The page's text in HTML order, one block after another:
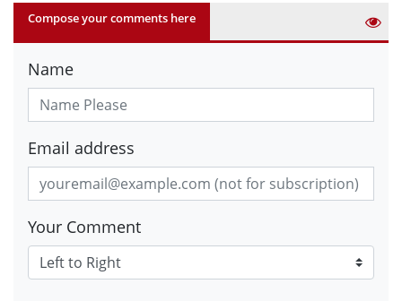
Compose your comments here
Name
Email address
Your Comment